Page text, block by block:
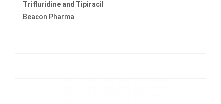
Trifluridine and Tipiracil
Beacon Pharma